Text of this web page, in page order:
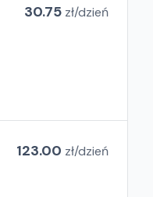
30.75 zł/dzień
123.00 zł/dzień